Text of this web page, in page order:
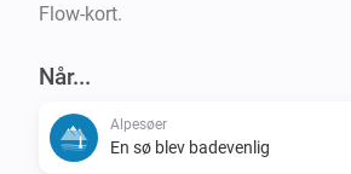
Flow-kort.
Når...
Alpesøer
En sø blev badevenlig